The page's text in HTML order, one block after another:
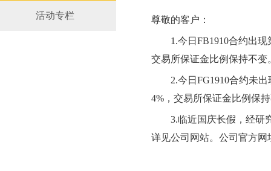
活动专栏 尊敬的客户：
1.今日 FB1910合约出现
交易所保证金比例保持不变
2.今日 FG1910合约未出
4%，交易所保证金比例保
3.临近国庆长假，经研
详见公司网站。公司官方网